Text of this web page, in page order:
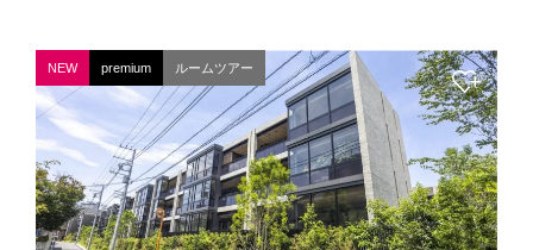
NEW premium ルームツアー